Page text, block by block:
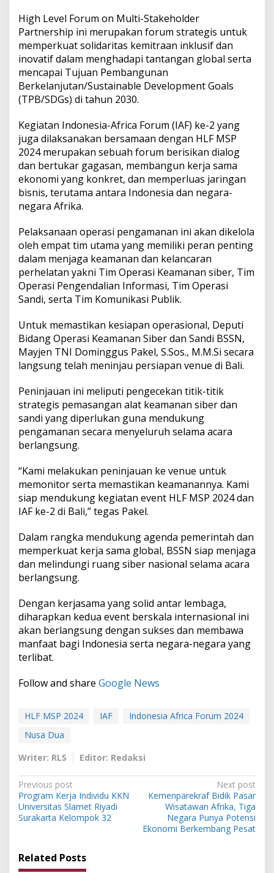
P
e
n
g
a
m
a
n
n
S
i
b
e
r
d
a
a
n
d
i
High Level Forum on Multi-Stakeholder
Partnership ini merupakan forum strategis untuk
memperkuat solidaritas kemitraan inklusif dan
inovatif dalam menghadapi tantangan global serta
mencapai Tujuan Pembangunan
Berkelanjutan/Sustainable Development Goals
(TPB/SDGs) di tahun 2030.
Kegiatan Indonesia-Africa Forum (IAF) ke-2 yang
juga dilaksanakan bersamaan dengan HLF MSP
2024 merupakan sebuah forum berisikan dialog
dan bertukar gagasan, membangun kerja sama
ekonomi yang konkret, dan memperluas jaringan
bisnis, terutama antara Indonesia dan negara-
negara Afrika.
Pelaksanaan operasi pengamanan ini akan dikelola
oleh empat tim utama yang memiliki peran penting
dalam menjaga keamanan dan kelancaran
perhelatan yakni Tim Operasi Keamanan siber, Tim
Operasi Pengendalian Informasi, Tim Operasi
Sandi, serta Tim Komunikasi Publik.
Untuk memastikan kesiapan operasional, Deputi
Bidang Operasi Keamanan Siber dan Sandi BSSN,
Mayjen TNI Dominggus Pakel, S.Sos., M.M.Si secara
langsung telah meninjau persiapan venue di Bali.
Peninjauan ini meliputi pengecekan titik-titik
strategis pemasangan alat keamanan siber dan
sandi yang diperlukan guna mendukung
pengamanan secara menyeluruh selama acara
berlangsung.
“Kami melakukan peninjauan ke venue untuk
memonitor serta memastikan keamanannya. Kami
siap mendukung kegiatan event HLF MSP 2024 dan
IAF ke-2 di Bali,” tegas Pakel.
Dalam rangka mendukung agenda pemerintah dan
memperkuat kerja sama global, BSSN siap menjaga
dan melindungi ruang siber nasional selama acara
berlangsung.
Dengan kerjasama yang solid antar lembaga,
diharapkan kedua event berskala internasional ini
akan berlangsung dengan sukses dan membawa
manfaat bagi Indonesia serta negara-negara yang
terlibat.
Follow and share Google News
HLF MSP 2024 IAF
Indonesia Africa Forum 2024
Nusa Dua
Writer: RLS
Editor: Redaksi
P
o
s
n
Previous post
Program Kerja Individu KKN
Universitas Slamet Riyadi
Surakarta Kelompok 32
Next post
Kemenparekraf Bidik Pasar
Wisatawan Afrika, Tiga
Negara Punya Potensi
Ekonomi Berkembang Pesat
Related Posts